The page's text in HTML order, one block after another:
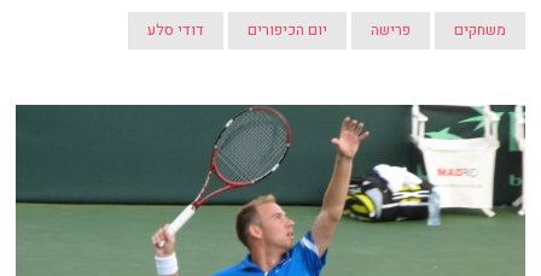
משחקים פרישה יום הכיפורים דודי סלע